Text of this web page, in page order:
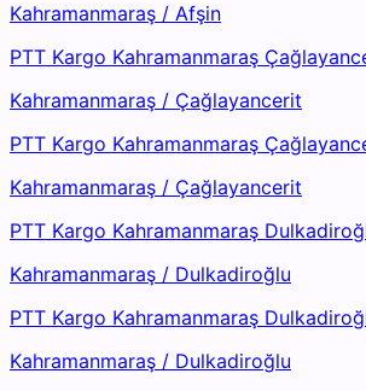
Kahramanmaraş / Afşin
PTT Kargo Kahramanmaraş
Kahramanmaraş / Çağlayancerit
PTT Kargo Kahramanmaraş
Kahramanmaraş / Çağlayancerit
PTT Kargo Kahramanmaraş
Kahramanmaraş / Dulkadiroğlu
PTT Kargo Kahramanmaraş
Kahramanmaraş / Dulkadiroğlu